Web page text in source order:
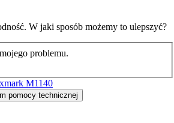
W jaki sposób możemy to ulepszyć?
problemu.
M1140
pomocy technicznej